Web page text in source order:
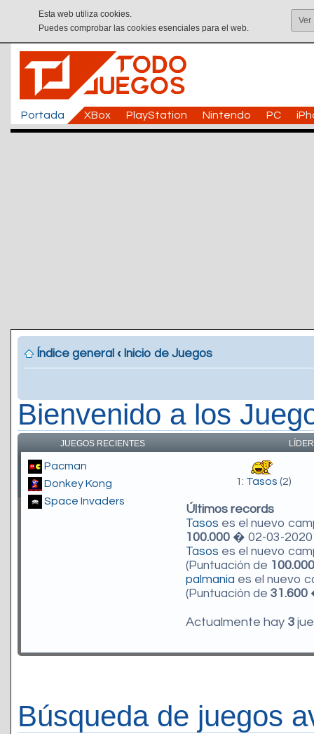
Esta web utiliza cookies.
Puedes comprobar las cookies esenciales para el web.
Ver
Portada XBox PlayStation Nintendo PC
Índice general ‹ Inicio de Juegos
Bienvenido a los
JUEGOS RECIENTES
Pacman
Donkey Kong
Space Invaders
1: Tasos (2)
Últimos records
Tasos es el nuevo
100.000 � 02-03-2020
Tasos es el nuevo
(Puntuación de 100.000
palmania es el nuevo
(Puntuación de 31.600
Actualmente hay 3
Búsqueda de juegos